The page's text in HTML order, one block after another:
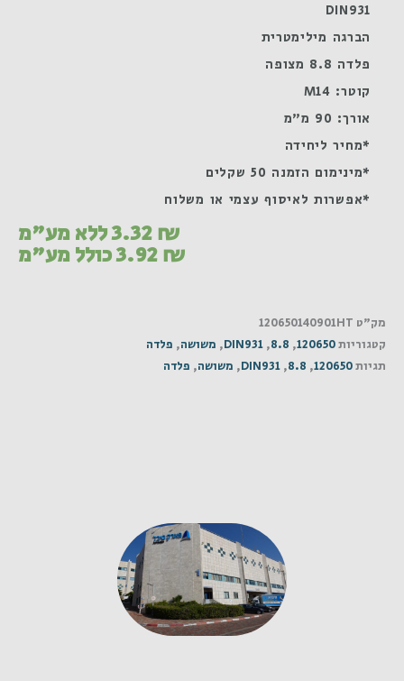
DIN931
הברגה מילימטרית
פלדה 8.8 מצופה
קוטר: M14
אורך: 90 מ"מ
*מחיר ליחידה
*מינימום הזמנה 50 שקלים
*אפשרות לאיסוף עצמי או משלוח
3.32₪ ללא מע"מ
3.92₪ כולל מע"מ
מק"ט 120650140901HT
קטגוריות120650
,
8.8
,
DIN931
, משושה, פלדה
תגיות120650
,
8.8
,
DIN931
, משושה, פלדה